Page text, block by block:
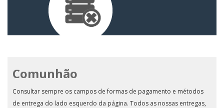
Comunhão
Consultar sempre os campos de formas de pagamento e métodos
de entrega do lado esquerdo da página. Todos as nossas entregas,